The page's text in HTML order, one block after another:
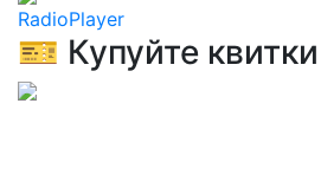
RadioPlayer
🎫 Купуйте